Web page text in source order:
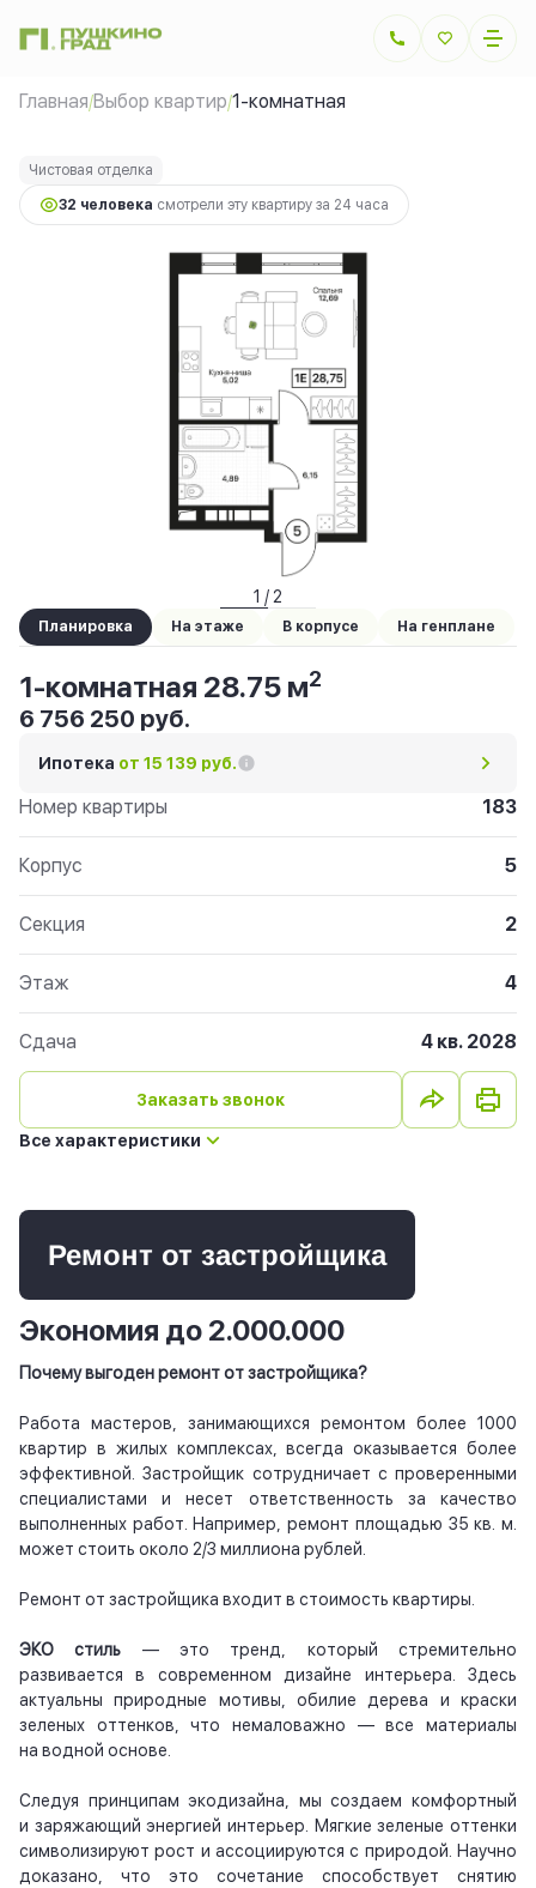
Главная/Выбор квартир/1-комнатная
Ипотекаот 15 139 руб.
Чистовая отделка
32 человекa смотрели эту квартиру за 24 часа
1 / 2
Планировка На этаже В корпусе На генплане
1-комнатная 28.75 м2
6 756 250 руб.
Ипотека от 15 139 руб.
Номер квартиры 183
Корпус 5
Секция 2
Этаж 4
Сдача 4 кв. 2028
Заказать звонок
Все характеристики
Ремонт от застройщика
Экономия до 2.000.000
Почему выгоден ремонт от застройщика?
Работа мастеров, занимающихся ремонтом более 1000
квартир в жилых комплексах, всегда оказывается более
эффективной. Застройщик сотрудничает с проверенными
специалистами и несет ответственность за качество
выполненных работ. Например, ремонт площадью 35 кв. м.
может стоить около 2/3 миллиона рублей.
Ремонт от застройщика входит в стоимость квартиры.
ЭКО стиль — это тренд, который стремительно
развивается в современном дизайне интерьера. Здесь
актуальны природные мотивы, обилие дерева и краски
зеленых оттенков, что немаловажно — все материалы
на водной основе.
Следуя принципам экодизайна, мы создаем комфортный
и заряжающий энергией интерьер. Мягкие зеленые оттенки
символизируют рост и ассоциируются с природой. Научно
доказано, что это сочетание способствует снятию